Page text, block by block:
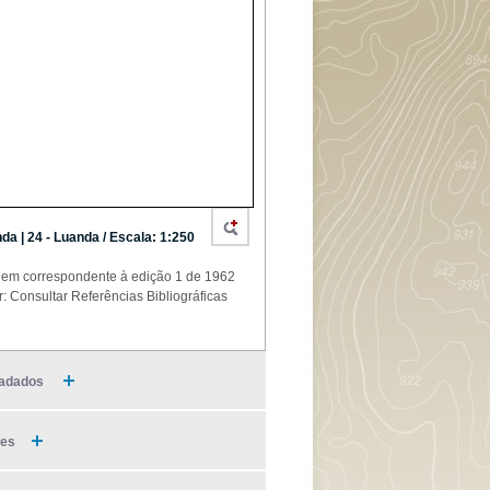
| 24 - Luanda / Escala: 1:250
correspondente à edição 1 de 1962
Consultar Referências Bibliográficas